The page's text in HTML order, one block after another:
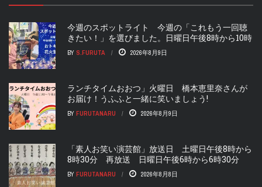
今週のスポットライト 今週の「これもう一回聴
きたい！」を選びました。日曜日午後8時から10時
BY S.FURUTA 2026年8月9日
ランチタイムおおつ」火曜日 橋本恵里奈さんが
お届け！うふふと一緒に笑いましょう!
BY FURUTANARU 2026年8月9日
「素人お笑い演芸館」放送日 土曜日午後8時から
8時30分 再放送 日曜日午後6時から6時30分
BY FURUTANARU 2026年8月8日